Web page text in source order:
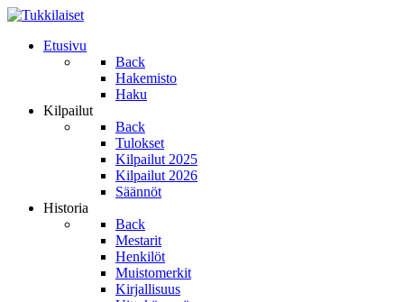
Etusivu
Back
Hakemisto
Haku
Kilpailut
Back
Tulokset
Kilpailut 2025
Kilpailut 2026
Säännöt
Historia
Back
Mestarit
Henkilöt
Muistomerkit
Kirjallisuus